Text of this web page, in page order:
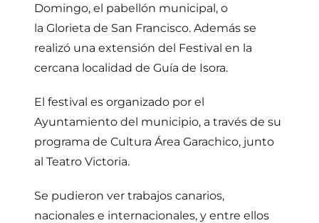
Domingo, el pabellón municipal, o
la Glorieta de San Francisco. Además se
realizó una extensión del Festival en la
cercana localidad de Guía de Isora.
El festival es organizado por el
Ayuntamiento del municipio, a través de su
programa de Cultura Área Garachico, junto
al Teatro Victoria.
Se pudieron ver trabajos canarios,
nacionales e internacionales, y entre ellos